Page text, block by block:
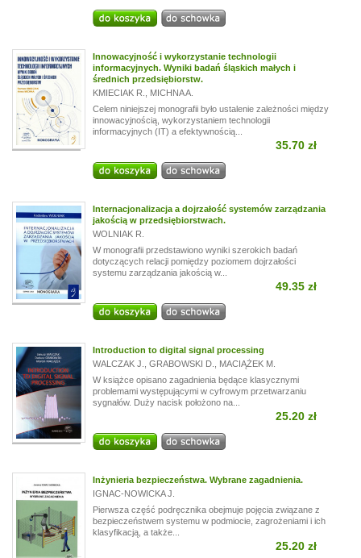
Innowacyjność i wykorzystanie technologii
informacyjnych. Wyniki badań śląskich małych i
średnich przedsiębiorstw.
KMIECIAK R.
MICHNA A.
Celem niniejszej monografii było ustalenie zależności między
innowacyjnością, wykorzystaniem technologii
informacyjnych (IT) a efektywnością...
35.70 zł
Internacjonalizacja a dojrzałość systemów zarządzania
jakością w przedsiębiorstwach.
WOLNIAK R.
W monografii przedstawiono wyniki szerokich badań
dotyczących relacji pomiędzy poziomem dojrzałości
systemu zarządzania jakością w...
49.35 zł
Introduction to digital signal processing
WALCZAK J.
GRABOWSKI D.
MACIĄŻEK M.
W książce opisano zagadnienia będące klasycznymi
problemami występującymi w cyfrowym przetwarzaniu
sygnałów. Duży nacisk położono na...
25.20 zł
Inżynieria bezpieczeństwa. Wybrane zagadnienia.
IGNAC-NOWICKA J.
Pierwsza część podręcznika obejmuje pojęcia związane z
bezpieczeństwem systemu w podmiocie, zagrożeniami i ich
klasyfikacją, a także...
25.20 zł